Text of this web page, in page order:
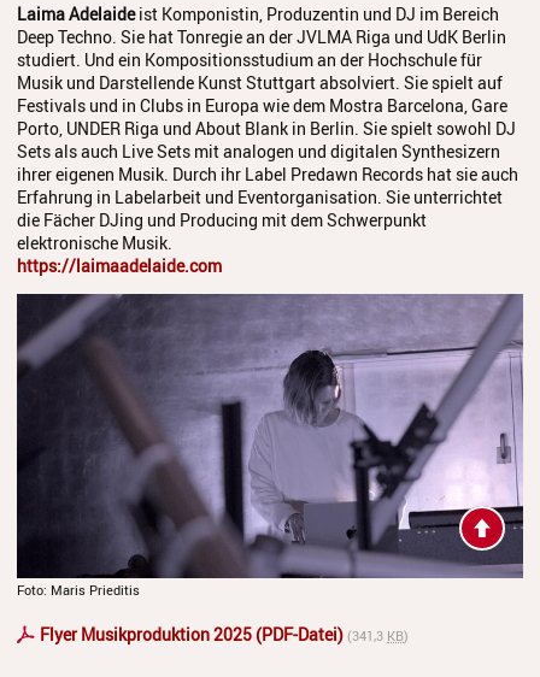
Laima Adelaideist Komponistin, Produzentin und DJ im Bereich
Deep Techno. Sie hat Tonregie an der JVLMA Riga und UdK Berlin
studiert. Und ein Kompositionsstudium an der Hochschule für
Musik und Darstellende Kunst Stuttgart absolviert. Sie spielt auf
Festivals und in Clubs in Europa wie dem Mostra Barcelona, Gare
Porto, UNDER Riga und About Blank in Berlin. Sie spielt sowohl DJ
Sets als auch Live Sets mit analogen und digitalen Synthesizern
ihrer eigenen Musik. Durch ihr Label Predawn Records hat sie auch
Erfahrung in Labelarbeit und Eventorganisation. Sie unterrichtet
die Fächer DJing und Producing mit dem Schwerpunkt
elektronische Musik.
https://laimaadelaide.com
Foto: Maris Prieditis
Flyer Musikproduktion 2025 (PDF-Datei) (341,3 KB)